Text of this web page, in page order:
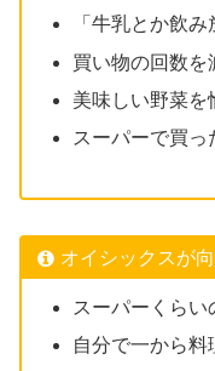
「牛乳とか飲
買い物の回数を
美味しい野菜を
スーパーで買
オイシックスが
スーパーくら
自分で一から料